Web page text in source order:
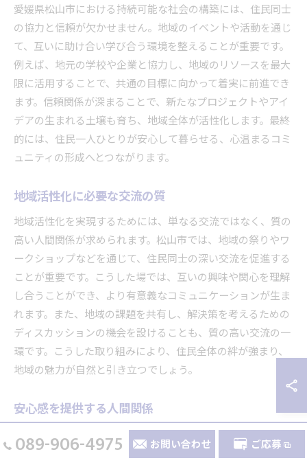
愛媛県松山市における持続可能な社会の構築には、住民同士
の協力と信頼が欠かせません。地域のイベントや活動を通じ
て、互いに助け合い学び合う環境を整えることが重要です。
例えば、地元の学校や企業と協力し、地域のリソースを最大
限に活用することで、共通の目標に向かって着実に前進でき
ます。信頼関係が深まることで、新たなプロジェクトやアイ
デアの生まれる土壌も育ち、地域全体が活性化します。最終
的には、住民一人ひとりが安心して暮らせる、心温まるコミ
ュニティの形成へとつながります。
地域活性化に必要な交流の質
地域活性化を実現するためには、単なる交流ではなく、質の
高い人間関係が求められます。松山市では、地域の祭りやワ
ークショップなどを通じて、住民同士の深い交流を促進する
ことが重要です。こうした場では、互いの興味や関心を理解
し合うことができ、より有意義なコミュニケーションが生ま
れます。また、地域の課題を共有し、解決策を考えるための
ディスカッションの機会を設けることも、質の高い交流の一
環です。こうした取り組みにより、住民全体の絆が強まり、
地域の魅力が自然と引き立つでしょう。
安心感を提供する人間関係
愛媛県松山市での安心感を提供する人間関係は、地域社会の
基盤を支える重要な要素です。人間関係は、相互理解や信頼
089-906-4975 お問い合わせ ご応募